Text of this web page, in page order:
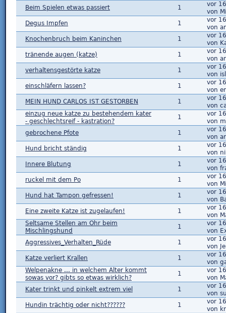
Beim Spielen etwas passiert
1
vor
von
Degus Impfen
1
vor
von
Knochenbruch beim Kaninchen
1
vor
von
tränende augen (katze)
1
vor
von
verhaltensgestörte katze
1
vor
von
einschläfern lassen?
1
vor
von
MEIN HUND CARLOS IST GESTORBEN
1
vor
von
einzug neue katze zu bestehendem kater
- geschlechtsreif - kastration?
1
vor
von
gebrochene Pfote
1
vor
von
Hund bricht ständig
1
vor
von
Innere Blutung
1
vor
von
ruckel mit dem Po
1
vor
von
Hund hat Tampon gefressen!
1
vor
von
Eine zweite Katze ist zugelaufen!
1
vor
von
Seltsame Stellen am Ohr beim
Mischlingshund
1
vor
von
Aggressives_Verhalten_Rüde
1
vor
von
Katze verliert Krallen
1
vor
von
Welpenakne ... in welchem Alter kommt
sowas vor? gibts so etwas wirklich?
1
vor
von
Kater trinkt und pinkelt extrem viel
1
vor
von
Hundin trächtig oder nicht??????
1
vor
von